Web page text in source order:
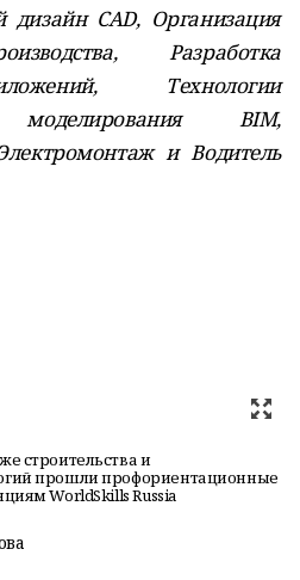
CAD, Организация
Разработка
Технологии
моделирования BIM,
и Водитель
строительства и
прошли профориентационные
WorldSkills Russia